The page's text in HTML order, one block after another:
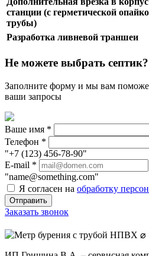
станции (с герметической
трубы)
Разработка ливневой траншеи
Не можете выбрать септик?
Заполните форму и мы вам
ваши запросы
Ваше имя *
Телефон *
"+7 (123) 456-78-90"
E-mail *
"name@something.com"
Я согласен на обработку
Заказать звонок